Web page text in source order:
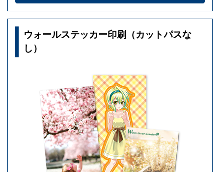
ウォールステッカー印刷（カットパスな
し）